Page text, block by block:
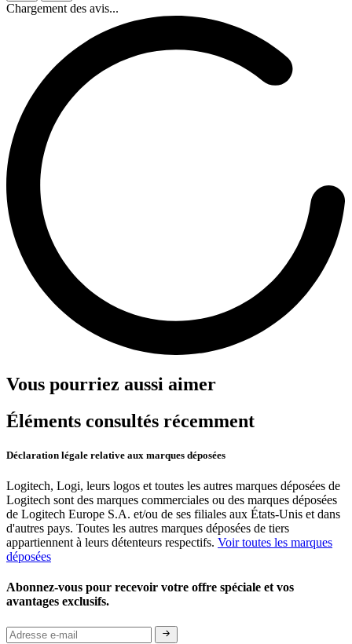
Chargement des avis...
Vous pourriez aussi aimer
Éléments consultés récemment
Déclaration légale relative aux marques déposées
Logitech, Logi, leurs logos et toutes les autres marques déposées de
Logitech sont des marques commerciales ou des marques déposées
de Logitech Europe S.A. et/ou de ses filiales aux États-Unis et dans
d'autres pays. Toutes les autres marques déposées de tiers
appartiennent à leurs détenteurs respectifs. Voir toutes les marques
déposées
Abonnez-vous pour recevoir votre offre spéciale et vos
avantages exclusifs.